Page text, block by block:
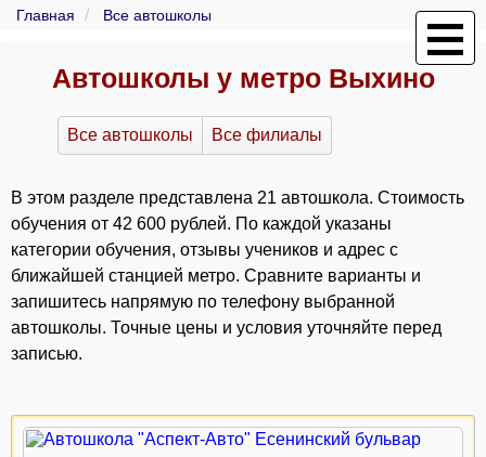
Главная Все автошколы
Автошколы у метро Выхино
Все автошколы Все филиалы
В этом разделе представлена 21 автошкола. Стоимость
обучения от 42 600 рублей. По каждой указаны
категории обучения, отзывы учеников и адрес с
ближайшей станцией метро. Сравните варианты и
запишитесь напрямую по телефону выбранной
автошколы. Точные цены и условия уточняйте перед
записью.